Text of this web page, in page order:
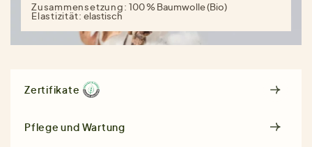
Zusammensetzung:100 % Baumwolle (Bio)
Elastizität:elastisch
Zertifikate
Pflege und Wartung